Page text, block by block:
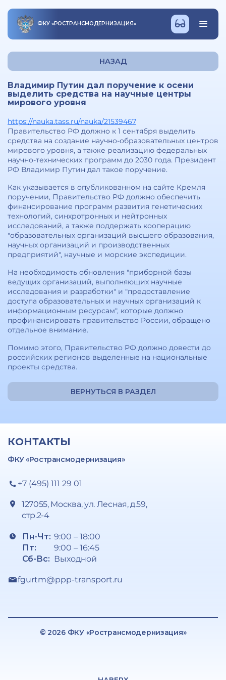
ФКУ «РОСТРАНСМОДЕРНИЗАЦИЯ»
НАЗАД
Владимир Путин дал поручение к осени
выделить средства на научные центры
мирового уровня
https://nauka.tass.ru/nauka/21539467
Правительство РФ должно к 1 сентября выделить
средства на создание научно-образовательных центров
мирового уровня, а также реализацию федеральных
научно-технических программ до 2030 года. Президент
РФ Владимир Путин дал такое поручение.
Как указывается в опубликованном на сайте Кремля
поручении, Правительство РФ должно обеспечить
финансирование программ развития генетических
технологий, синхротронных и нейтронных
исследований, а также поддержать кооперацию
"образовательных организаций высшего образования,
научных организаций и производственных
предприятий", научные и морские экспедиции.
На необходимость обновления "приборной базы
ведущих организаций, выполняющих научные
исследования и разработки" и "предоставление
доступа образовательных и научных организаций к
информационным ресурсам", которые должно
профинансировать правительство России, обращено
отдельное внимание.
Помимо этого, Правительство РФ должно довести до
российских регионов выделенные на национальные
проекты средства.
ВЕРНУТЬСЯ В РАЗДЕЛ
КОНТАКТЫ
ФКУ «Ространсмодернизация»
+7 (495) 111 29 01
127055, Москва, ул. Лесная, д.59,
стр.2-4
Пн-Чт:
Пт:
Сб-Вс:
9:00 – 18:00
9:00 – 16:45
Выходной
fgurtm@ppp-transport.ru
© 2026 ФКУ «Ространсмодернизация»